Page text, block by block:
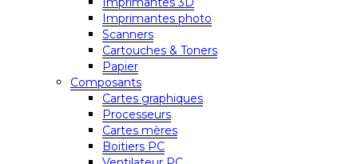
Imprimantes photo
Scanners
Cartouches & Toners
Papier
Composants
Cartes graphiques
Processeurs
Cartes mères
Boitiers PC